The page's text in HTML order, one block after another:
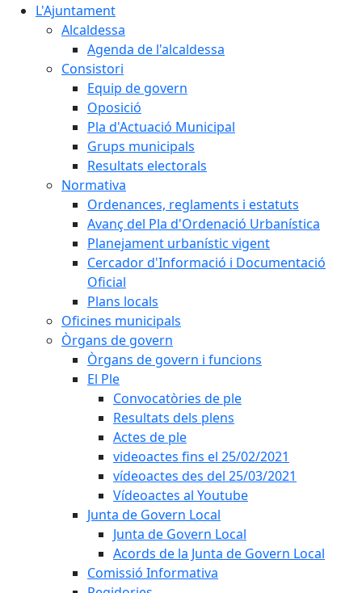
L'Ajuntament
Alcaldessa
Agenda de l'alcaldessa
Consistori
Equip de govern
Oposició
Pla d'Actuació Municipal
Grups municipals
Resultats electorals
Normativa
Ordenances, reglaments i estatuts
Avanç del Pla d'Ordenació Urbanística
Planejament urbanístic vigent
Cercador d'Informació i Documentació
Oficial
Plans locals
Oficines municipals
Òrgans de govern
Òrgans de govern i funcions
El Ple
Convocatòries de ple
Resultats dels plens
Actes de ple
videoactes fins el 25/02/2021
vídeoactes des del 25/03/2021
Vídeoactes al Youtube
Junta de Govern Local
Junta de Govern Local
Acords de la Junta de Govern Local
Comissió Informativa